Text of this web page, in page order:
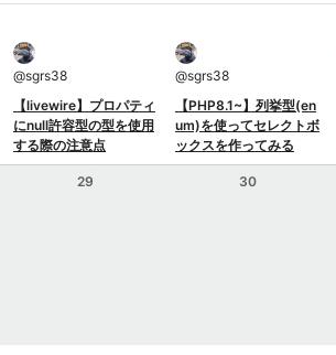
@sgrs38
【livewire】プロパティ
にnull許容型の型を使用
する際の注意点
@sgrs38
【PHP8.1~】列挙型(en
um)を使ってセレクトボ
ックスを作ってみる
29 30